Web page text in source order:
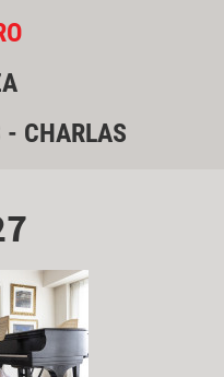
- CHARLAS